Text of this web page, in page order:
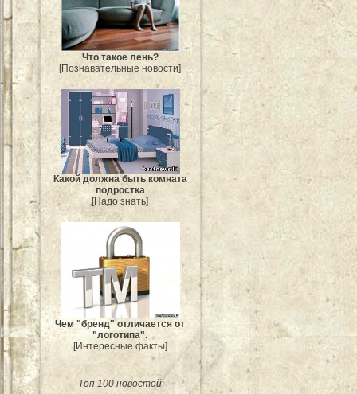
Что такое лень?
[Познавательные новости]
Какой должна быть комната
подростка
[Надо знать]
Чем "бренд" отличается от
"логотипа".
[Интересные факты]
Топ 100 новостей